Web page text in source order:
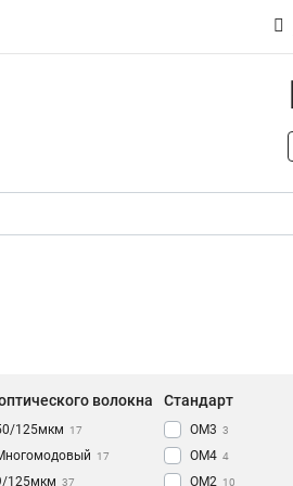
волокна
125мкм 17
17
125мкм 37
Стандарт
ОМ3 3
ОM4 4
ОМ2 10